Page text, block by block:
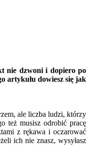
nie dzwoni i dopiero po
artykułu dowiesz się jak
ale liczba ludzi, którzy
też musisz odrobić pracę
z rękawa i oczarować
ich nie znasz, wysyłasz